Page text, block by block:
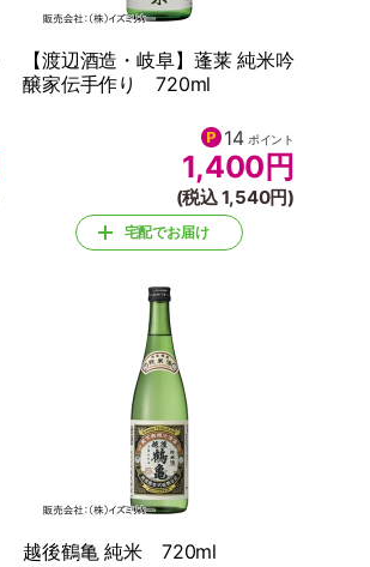
【渡辺酒造・岐阜】蓬莱 純米吟
醸家伝手作り 720ml
14 ポイント
1,400 円
(税込 1,540円)
宅配でお届け
越後鶴亀 純米 720ml